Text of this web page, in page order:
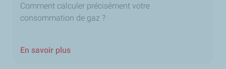
Comment calculer précisément votre
consommation de gaz ?
En savoir plus